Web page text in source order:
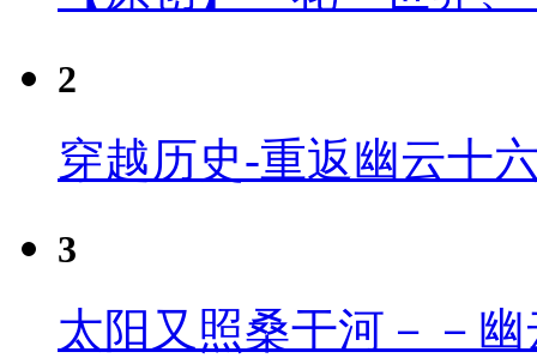
2
穿越历史-重返幽云十
3
太阳又照桑干河－－